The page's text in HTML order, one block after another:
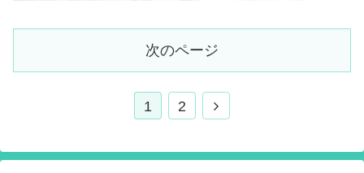
次のページ
1 2